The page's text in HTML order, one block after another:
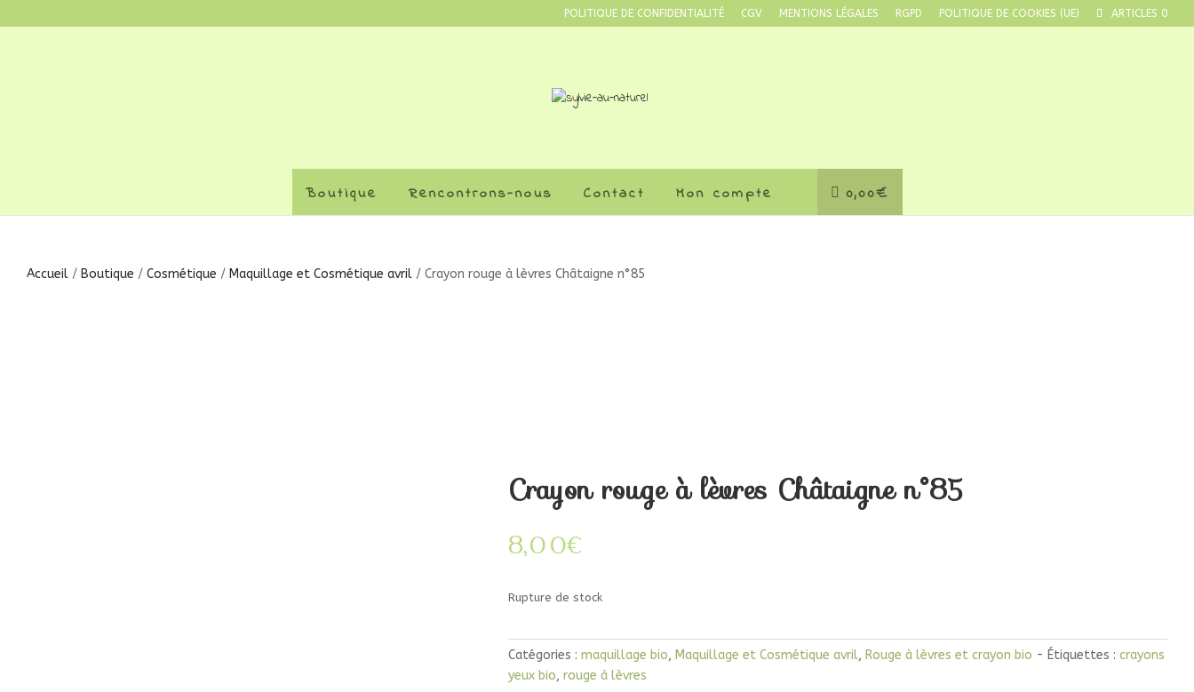
POLITIQUE DE CONFIDENTIALITÉ CGV MENTIONS LÉGALES RGPD POLITIQUE DE COOKIES (UE) ARTICLES 0
Boutique Rencontrons-nous Contact Mon compte 0,00€
Accueil / Boutique / Cosmétique / Maquillage et Cosmétique avril / Crayon rouge à lèvres Châtaigne n°85
Crayon rouge à lèvres Châtaigne n°85
8,00€
Rupture de stock
Catégories : maquillage bio, Maquillage et Cosmétique avril, Rouge à lèvres et crayon bio Étiquettes : crayons
yeux bio, rouge à lèvres